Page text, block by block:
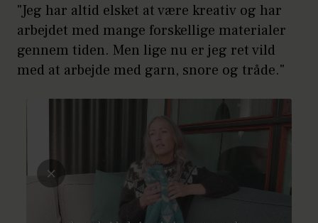
"Jeg har altid elsket at være kreativ og har
arbejdet med mange forskellige materialer
gennem tiden. Men lige nu er jeg ret vild
med at arbejde med garn, snore og tråde."